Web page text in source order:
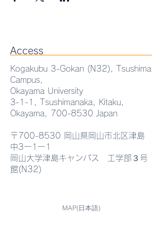
Access
Kogakubu 3-Gokan (N32), Tsushima
Campus,
Okayama University
3-1-1, Tsushimanaka, Kitaku,
Okayama,
700-8530 Japan
〒700-8530 岡山県岡山市北区津島
中3ー1ー1
岡山大学津島キャンパス 工学部３号
館(N32)
MAP(日本語)